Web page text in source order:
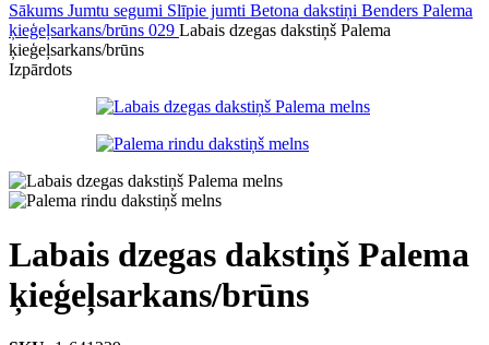
Sākums Jumtu segumi Slīpie jumti Betona dakstiņi Benders Palema
ķieģeļsarkans/brūns 029 Labais dzegas dakstiņš Palema
ķieģeļsarkans/brūns
Izpārdots
Labais dzegas dakstiņš Palema
ķieģeļsarkans/brūns